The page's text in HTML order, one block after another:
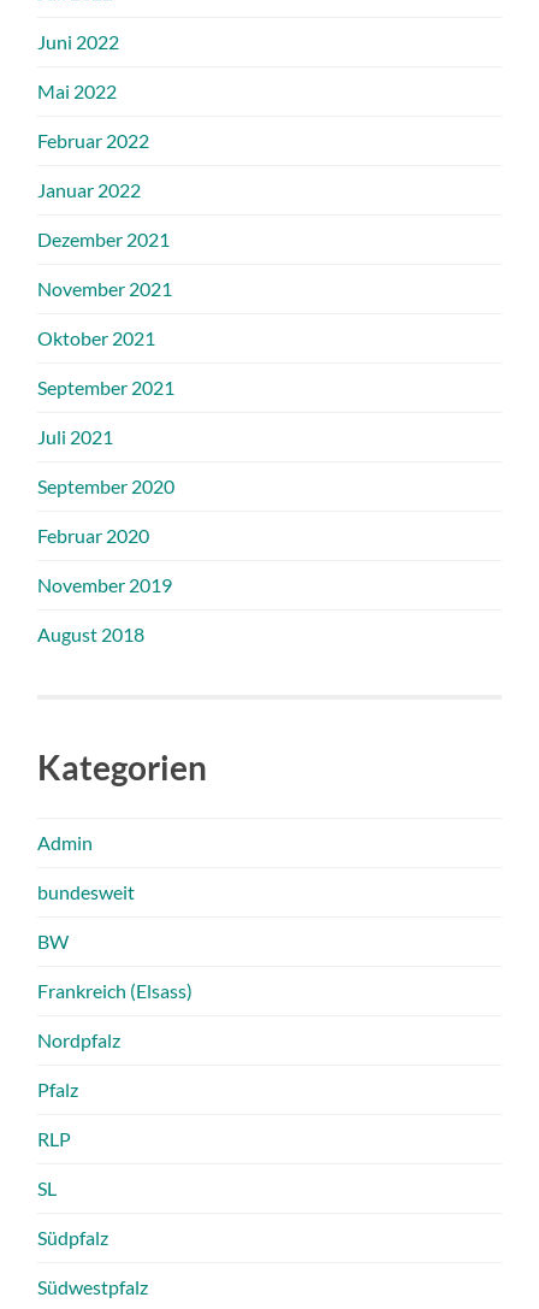
Juni 2022
Mai 2022
Februar 2022
Januar 2022
Dezember 2021
November 2021
Oktober 2021
September 2021
Juli 2021
September 2020
Februar 2020
November 2019
August 2018
Kategorien
Admin
bundesweit
BW
Frankreich (Elsass)
Nordpfalz
Pfalz
RLP
SL
Südpfalz
Südwestpfalz